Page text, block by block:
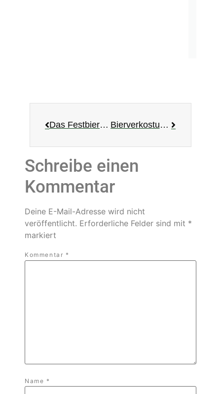
Das Festbier zum Kilianstag – eine Würzburger Spezialität Bierverkostung aber richtig!
Schreibe einen
Kommentar
Deine E-Mail-Adresse wird nicht
veröffentlicht. Erforderliche Felder sind mit *
markiert
Kommentar *
Name *